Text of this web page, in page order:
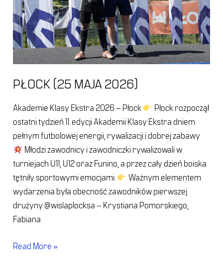
PŁOCK (25 MAJA 2026)
Akademie Klasy Ekstra 2026 – Płock
Płock rozpoczął
ostatni tydzień 11. edycji Akademii Klasy Ekstra dniem
pełnym futbolowej energii, rywalizacji i dobrej zabawy
Młodzi zawodnicy i zawodniczki rywalizowali w
turniejach U11, U12 oraz Funino, a przez cały dzień boiska
tętniły sportowymi emocjami.
Ważnym elementem
wydarzenia była obecność zawodników pierwszej
drużyny @wislaplocksa – Krystiana Pomorskiego,
Fabiana
Read More »